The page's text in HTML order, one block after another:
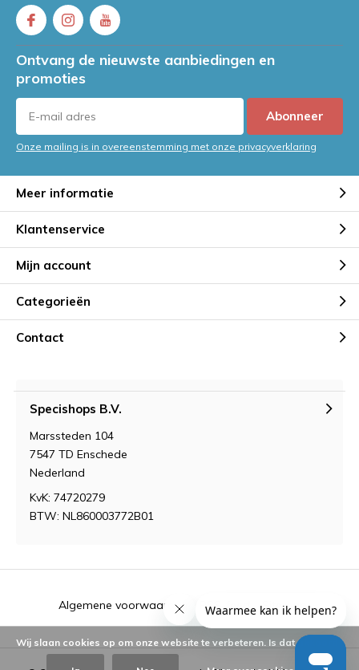
Ontvang de nieuwste aanbiedingen en
promoties
Abonneer
Onze mailing is in overeenstemming met onze privacyverklaring
Meer informatie
Klantenservice
Mijn account
Categorieën
Contact
Specishops B.V.
Marssteden 104
7547 TD Enschede
Nederland
KvK: 74720279
BTW: NL860003772B01
Algemene voorwaarden RSS-feed Sitemap
Wij slaan cookies op om onze website te verbeteren. Is dat akkoord?